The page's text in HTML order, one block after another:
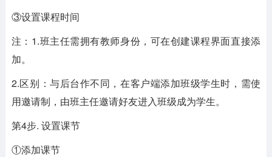
③设置课程时间
注：1.班主任需拥有教师身份，可在创建课程界面直接添
加。
2.区别：与后台作不同，在客户端添加班级学生时，需使
用邀请制，由班主任邀请好友进入班级成为学生。
第4步. 设置课节
①添加课节